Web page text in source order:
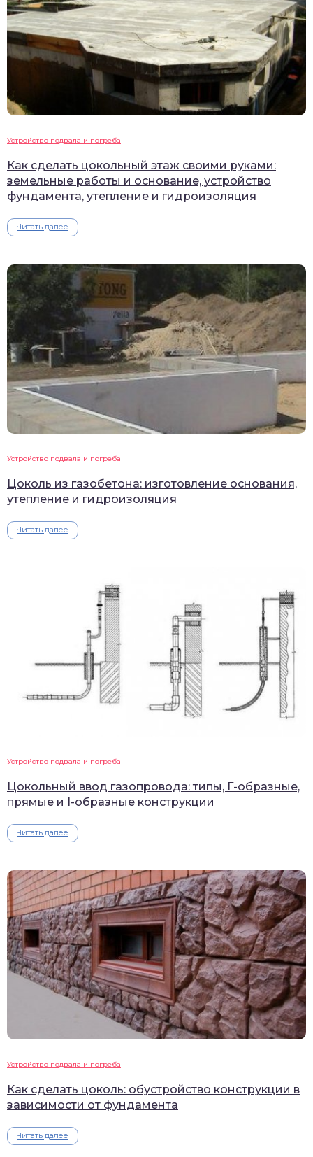
Устройство подвала и погреба
Как сделать цокольный этаж своими руками:
земельные работы и основание, устройство
фундамента, утепление и гидроизоляция
Читать далее
Устройство подвала и погреба
Цоколь из газобетона: изготовление основания,
утепление и гидроизоляция
Читать далее
Устройство подвала и погреба
Цокольный ввод газопровода: типы, Г-образные,
прямые и I-образные конструкции
Читать далее
Устройство подвала и погреба
Как сделать цоколь: обустройство конструкции в
зависимости от фундамента
Читать далее